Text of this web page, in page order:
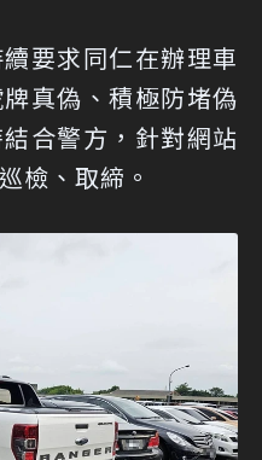
要求同仁在辦理車
真偽、積極防堵偽
合警方，針對網站
檢、取締。